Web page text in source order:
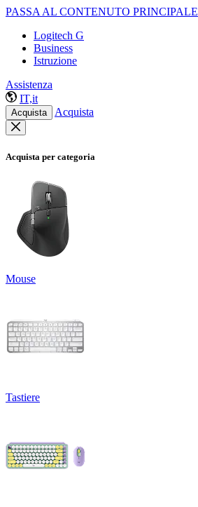
PASSA AL CONTENUTO PRINCIPALE
Logitech G
Business
Istruzione
Assistenza
IT,it
Acquista Acquista
Acquista per categoria
Mouse
Tastiere